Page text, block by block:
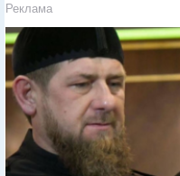
Реклама